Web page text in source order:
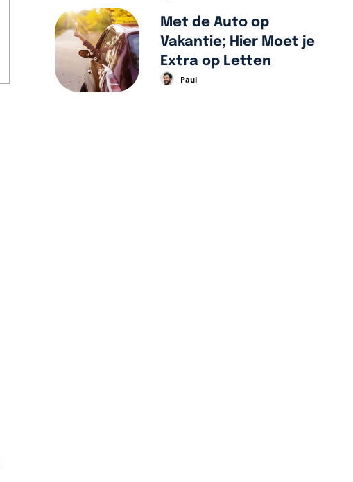
Met de Auto op
Vakantie; Hier Moet je
Extra op Letten
Paul